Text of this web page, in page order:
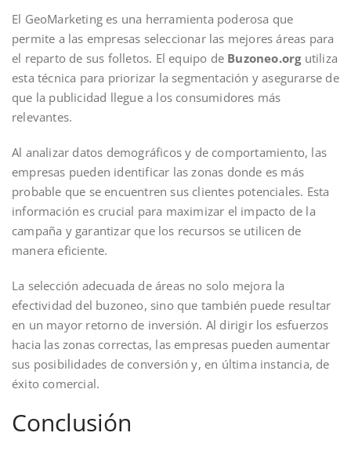
El GeoMarketing es una herramienta poderosa que
permite a las empresas seleccionar las mejores áreas para
el reparto de sus folletos. El equipo de Buzoneo.orgutiliza
esta técnica para priorizar la segmentación y asegurarse de
que la publicidad llegue a los consumidores más
relevantes.
Al analizar datos demográficos y de comportamiento, las
empresas pueden identificar las zonas donde es más
probable que se encuentren sus clientes potenciales. Esta
información es crucial para maximizar el impacto de la
campaña y garantizar que los recursos se utilicen de
manera eficiente.
La selección adecuada de áreas no solo mejora la
efectividad del buzoneo, sino que también puede resultar
en un mayor retorno de inversión. Al dirigir los esfuerzos
hacia las zonas correctas, las empresas pueden aumentar
sus posibilidades de conversión y, en última instancia, de
éxito comercial.
Conclusión